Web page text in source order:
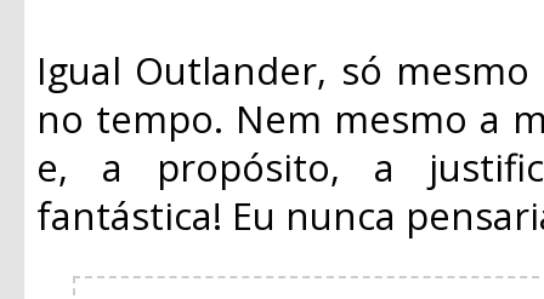
Igual Outlander, só
no tempo. Nem mesmo a
e, a propósito, a
fantástica! Eu nunca